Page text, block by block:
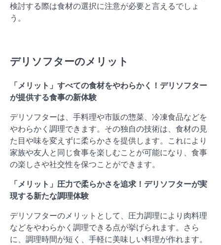
検討する際は食材の選択に注意が必要と言えるでしょ
う。
デリソフターのメリット
「メリット」すべての食材をやわらかく！デリソフター
が提供する食事の新体験
デリソフターは、手料理や市販の惣菜、冷凍食品などを
やわらかく調理できます。その独自の技術は、食材の見
た目や味を変えずに柔らかさを提供します。これにより
家族や友人と同じ食事を楽しむことが可能になり、食事
の楽しさや社交性を保つことができます。
「メリット」圧力で柔らかさを追求！デリソフターが実
現する新たな調理体験
デリソフターのメリットとして、圧力調理により肉料理
などをやわらかく調理できる点が挙げられます。さら
に、調理時間が短く、手軽に美味しい料理が作れます。